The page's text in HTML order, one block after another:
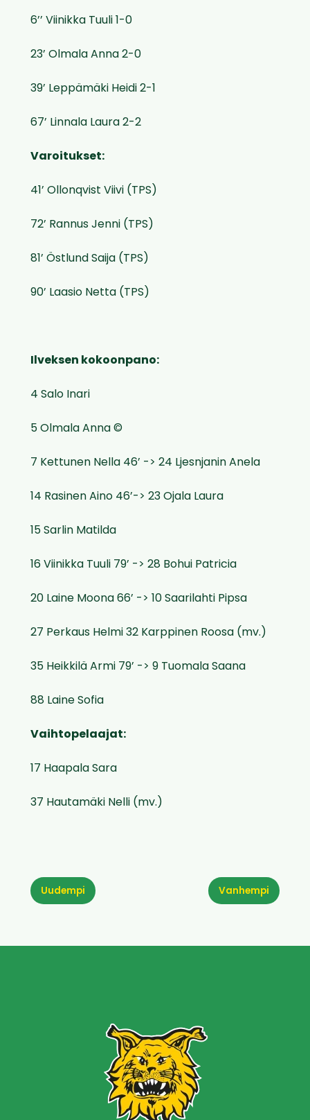
6’’ Viinikka Tuuli 1-0
23’ Olmala Anna 2-0
39’ Leppämäki Heidi 2-1
67’ Linnala Laura 2-2
Varoitukset:
41’ Ollonqvist Viivi (TPS)
72’ Rannus Jenni (TPS)
81’ Östlund Saija (TPS)
90’ Laasio Netta (TPS)
Ilveksen kokoonpano:
4 Salo Inari
5 Olmala Anna ©
7 Kettunen Nella 46’ -> 24 Ljesnjanin Anela
14 Rasinen Aino 46’-> 23 Ojala Laura
15 Sarlin Matilda
16 Viinikka Tuuli 79’ -> 28 Bohui Patricia
20 Laine Moona 66’ -> 10 Saarilahti Pipsa
27 Perkaus Helmi 32 Karppinen Roosa (mv.)
35 Heikkilä Armi 79’ -> 9 Tuomala Saana
88 Laine Sofia
Vaihtopelaajat:
17 Haapala Sara
37 Hautamäki Nelli (mv.)
Vanhempi
Uudempi